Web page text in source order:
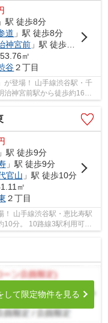
」駅 徒歩8分
道 」駅 徒歩8分
神宮前 」駅 徒歩16分
㎡
谷２丁目
が登場！ 山手線渋谷駅・千
治神宮前駅から徒歩約16
駅 徒歩9分
」駅 徒歩9分
官山 」駅 徒歩10分
㎡
２丁目
！ 山手線渋谷駅・恵比寿駅
10分。 10路線3駅利用可能
して限定物件を見る